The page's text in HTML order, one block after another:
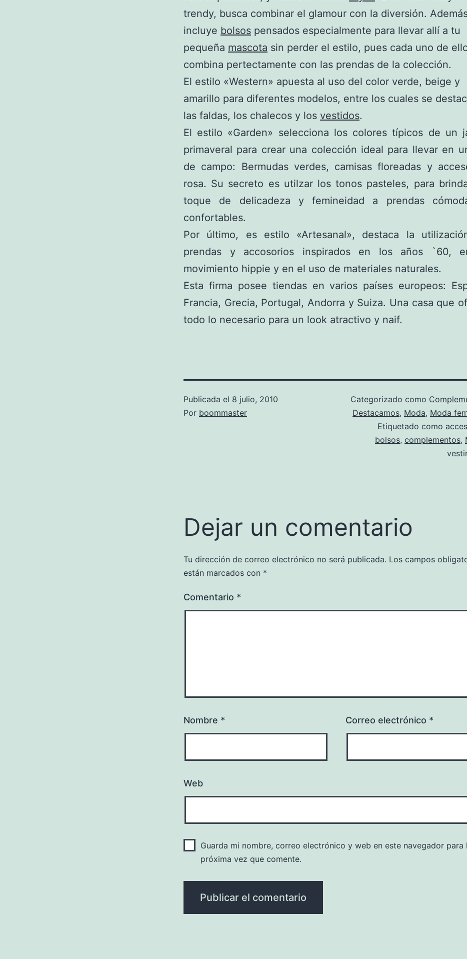
trendy, busca combinar el glamour con la diversión.
incluye bolsos pensados especialmente para llevar allí a tu
pequeña mascota sin perder el estilo, pues cada uno de
combina pertectamente con las prendas de la colección.
El estilo «Western» apuesta al uso del color verde, beige y
amarillo para diferentes modelos, entre los cuales se
las faldas, los chalecos y los vestidos.
El estilo «Garden» selecciona los colores típicos de un
primaveral para crear una colección ideal para llevar en
de campo: Bermudas verdes, camisas floreadas y
rosa. Su secreto es utilzar los tonos pasteles, para
toque de delicadeza y femineidad a prendas
confortables.
Por último, es estilo «Artesanal», destaca la
prendas y accosorios inspirados en los años `60,
movimiento hippie y en el uso de materiales naturales.
Esta firma posee tiendas en varios países europeos:
Francia, Grecia, Portugal, Andorra y Suiza. Una casa que
todo lo necesario para un look atractivo y naif.
Publicada el 8 julio, 2010
Por boommaster
Categorizado como
Destacamos, Moda, Moda
Etiquetado como
bolsos, complementos,
Dejar un comentario
Tu dirección de correo electrónico no será publicada. Los campos
están marcados con *
Comentario *
Nombre * Correo electrónico *
Web
Guarda mi nombre, correo electrónico y web en este navegador para
próxima vez que comente.